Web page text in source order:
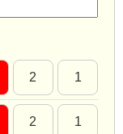
2 1
2 1